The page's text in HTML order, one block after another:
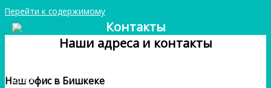
Перейти к содержимому
Контакты
Наши адреса и контакты
Наш офис в Бишкеке